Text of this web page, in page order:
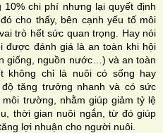
chi phí nhưng lại quyết định
cho thấy, bên cạnh yếu tố môi
trò hết sức quan trọng. Hay nói
được đánh giá là an toàn khi hội
giống, nguồn nước…) và an toàn
không chỉ là nuôi có sống hay
tăng trưởng nhanh và có sức
trường, nhằm giúp giảm tỷ lệ
thời gian nuôi ngắn, từ đó giúp
lợi nhuận cho người nuôi.